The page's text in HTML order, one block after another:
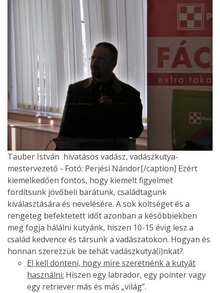
Tauber István hivatásos vadász, vadászkutya-
mestervezető - Fotó: Perjési Nándor[/caption] Ezért
kiemelkedően fontos, hogy kiemelt figyelmet
fordítsunk jövőbeli barátunk, családtagunk
kiválasztására és nevelésére. A sok költséget és a
rengeteg befektetett időt azonban a későbbiekben
meg fogja hálálni kutyánk, hiszen 10-15 évig lesz a
család kedvence és társunk a vadászatokon. Hogyan és
honnan szerezzük be tehát vadászkutyá(i)nkat?
El kell dönteni, hogy mire szeretnénk a kutyát
használni: Hiszen egy labrador, egy pointer vagy
egy retriever más és más „világ”.